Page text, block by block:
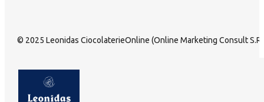
© 2025 Leonidas CiocolaterieOnline (Online Marketing Consult